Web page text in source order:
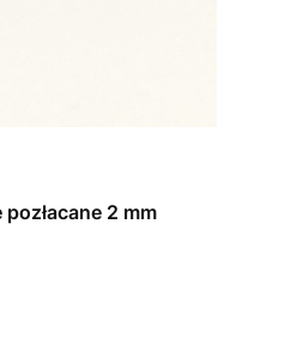
pozłacane 2 mm